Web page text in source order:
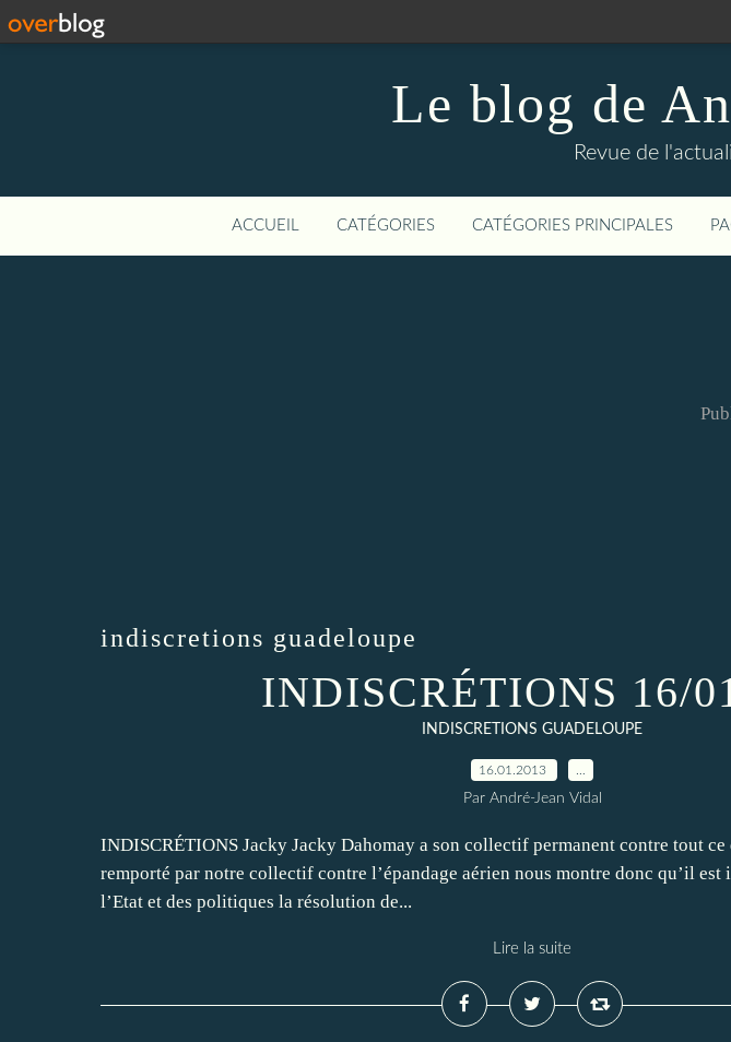
Le blog de
Revue de
ACCUEIL CATÉGORIES CATÉGORIES PRINCIPALES
indiscretions guadeloupe
INDISCRÉTIONS 16/
INDISCRETIONS GUADELOUPE
16.01.2013
Par André-Jean Vidal
INDISCRÉTIONS Jacky Jacky Dahomay a son collectif permanent contre tout ce
remporté par notre collectif contre l’épandage aérien nous montre donc qu’il est
l’Etat et des politiques la résolution de...
Lire la suite